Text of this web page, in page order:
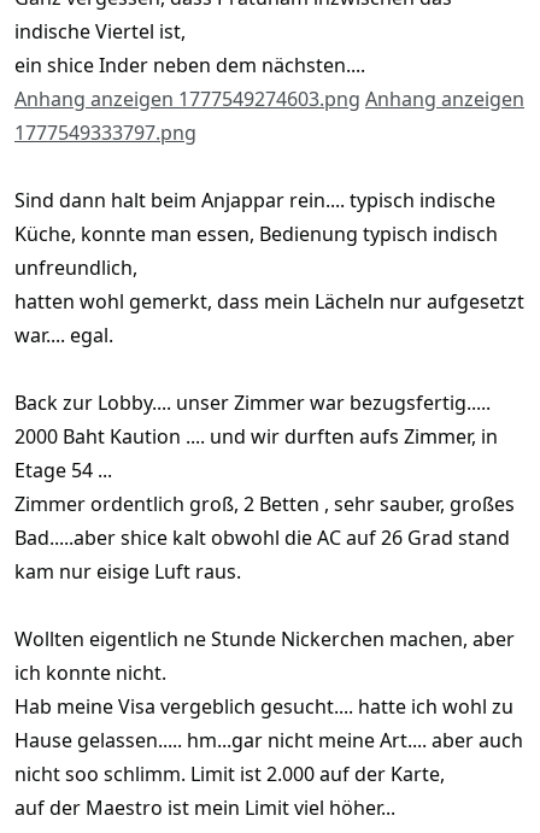
indische Viertel ist,
ein shice Inder neben dem nächsten....
Anhang anzeigen 1777549274603.png Anhang anzeigen
1777549333797.png
Sind dann halt beim Anjappar rein.... typisch indische
Küche, konnte man essen, Bedienung typisch indisch
unfreundlich,
hatten wohl gemerkt, dass mein Lächeln nur aufgesetzt
war.... egal.
Back zur Lobby.... unser Zimmer war bezugsfertig.....
2000 Baht Kaution .... und wir durften aufs Zimmer, in
Etage 54 ...
Zimmer ordentlich groß, 2 Betten , sehr sauber, großes
Bad.....aber shice kalt obwohl die AC auf 26 Grad stand
kam nur eisige Luft raus.
Wollten eigentlich ne Stunde Nickerchen machen, aber
ich konnte nicht.
Hab meine Visa vergeblich gesucht.... hatte ich wohl zu
Hause gelassen..... hm...gar nicht meine Art.... aber auch
nicht soo schlimm. Limit ist 2.000 auf der Karte,
auf der Maestro ist mein Limit viel höher...